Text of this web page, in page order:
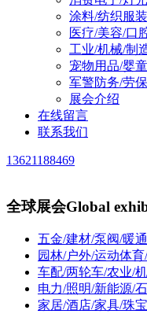
涂料/纺织服
医疗/美容/口
工业/机械/制
宠物用品/婴
军警防务/劳
展会介绍
在线留言
联系我们
13621188469
全球展会Global
五金/建材/泵阀/暖通
园林/户外/运动体
车配/两轮车/农业/
电力/照明/新能源/
家居/酒店/家具/珠宝